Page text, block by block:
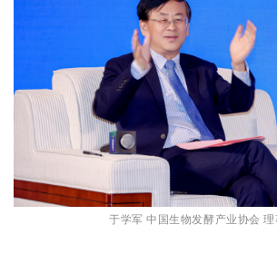
于学军 中国生物发酵产业协会 理